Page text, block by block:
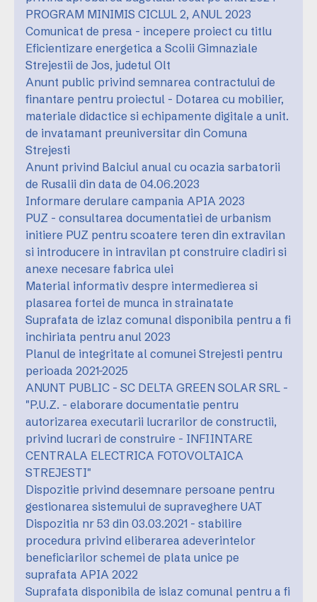
PROGRAM MINIMIS CICLUL 2, ANUL 2023
Comunicat de presa - incepere proiect cu titlu
Eficientizare energetica a Scolii Gimnaziale
Strejestii de Jos, judetul Olt
Anunt public privind semnarea contractului de
finantare pentru proiectul - Dotarea cu mobilier,
materiale didactice si echipamente digitale a unit.
de invatamant preuniversitar din Comuna
Strejesti
Anunt privind Balciul anual cu ocazia sarbatorii
de Rusalii din data de 04.06.2023
Informare derulare campania APIA 2023
PUZ - consultarea documentatiei de urbanism
initiere PUZ pentru scoatere teren din extravilan
si introducere in intravilan pt construire cladiri si
anexe necesare fabrica ulei
Material informativ despre intermedierea si
plasarea fortei de munca in strainatate
Suprafata de izlaz comunal disponibila pentru a fi
inchiriata pentru anul 2023
Planul de integritate al comunei Strejesti pentru
perioada 2021-2025
ANUNT PUBLIC - SC DELTA GREEN SOLAR SRL -
"P.U.Z. - elaborare documentatie pentru
autorizarea executarii lucrarilor de constructii,
privind lucrari de construire - INFIINTARE
CENTRALA ELECTRICA FOTOVOLTAICA
STREJESTI"
Dispozitie privind desemnare persoane pentru
gestionarea sistemului de supraveghere UAT
Dispozitia nr 53 din 03.03.2021 - stabilire
procedura privind eliberarea adeverintelor
beneficiarilor schemei de plata unice pe
suprafata APIA 2022
Suprafata disponibila de islaz comunal pentru a fi